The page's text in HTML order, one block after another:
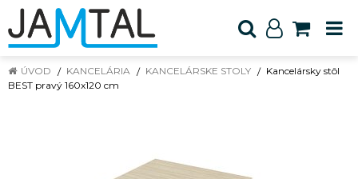
ÚVOD KANCELÁRIA KANCELÁRSKE STOLY
Kancelársky stôl
BEST pravý 160x120 cm